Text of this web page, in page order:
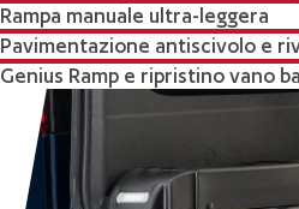
Rampa manuale ultra-leggera
Pavimentazione antiscivolo e
Genius Ramp e ripristino vano